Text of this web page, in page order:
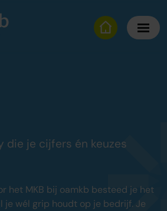
die je cijfers én keuzes
het MKB bij oamkb besteed je het
je wél grip houdt op je bedrijf. Je
cijfers